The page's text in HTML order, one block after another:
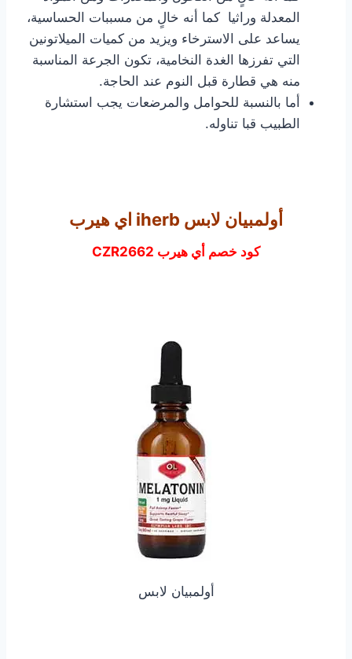
المعدلة وراثيا كما أنه خالٍ من مسببات الحساسية،
يساعد على الاسترخاء ويزيد من كميات الميلاتونين
التي تفرزها الغدة النخامية، تكون الجرعة المناسبة
منه هي قطارة قبل النوم عند الحاجة.
أما بالنسبة للحوامل والمرضعات يجب استشارة
الطبيب قبا تناوله.
أولمبيان لابس iherb اي هيرب
كود خصم أي هيرب CZR2662
أولمبيان لابس